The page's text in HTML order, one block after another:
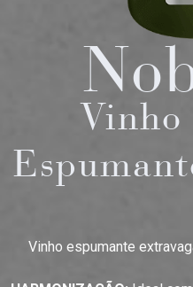
Vinho
Vinho espumante